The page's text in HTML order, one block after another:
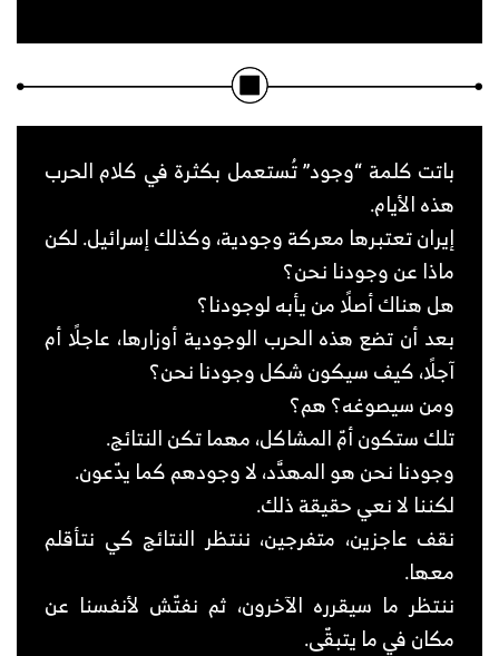
باتت كلمة “وجود” تُستعمل بكثرة في كلام الحرب
هذه الأيام.
إيران تعتبرها معركة وجودية، وكذلك إسرائيل. لكن
ماذا عن وجودنا نحن؟
هل هناك أصلًا من يأبه لوجودنا؟
بعد أن تضع هذه الحرب الوجودية أوزارها، عاجلًا أم
آجلًا، كيف سيكون شكل وجودنا نحن؟
ومن سيصوغه؟ هم؟
تلك ستكون أمّ المشاكل، مهما تكن النتائج.
وجودنا نحن هو المهدَّد، لا وجودهم كما يدّعون.
لكننا لا نعي حقيقة ذلك.
نقف عاجزين، متفرجين، ننتظر النتائج كي نتأقلم
معها.
ننتظر ما سيقرره الآخرون، ثم نفتّش لأنفسنا عن
مكان في ما يتبقّى.